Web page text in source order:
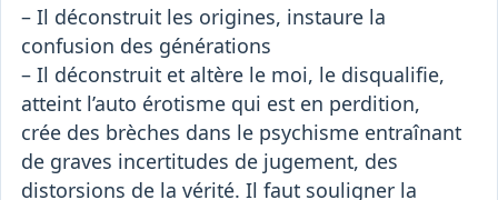
– Il déconstruit les origines, instaure la
confusion des générations
– Il déconstruit et altère le moi, le disqualifie,
atteint l’auto érotisme qui est en perdition,
crée des brèches dans le psychisme entraînant
de graves incertitudes de jugement, des
distorsions de la vérité. Il faut souligner la